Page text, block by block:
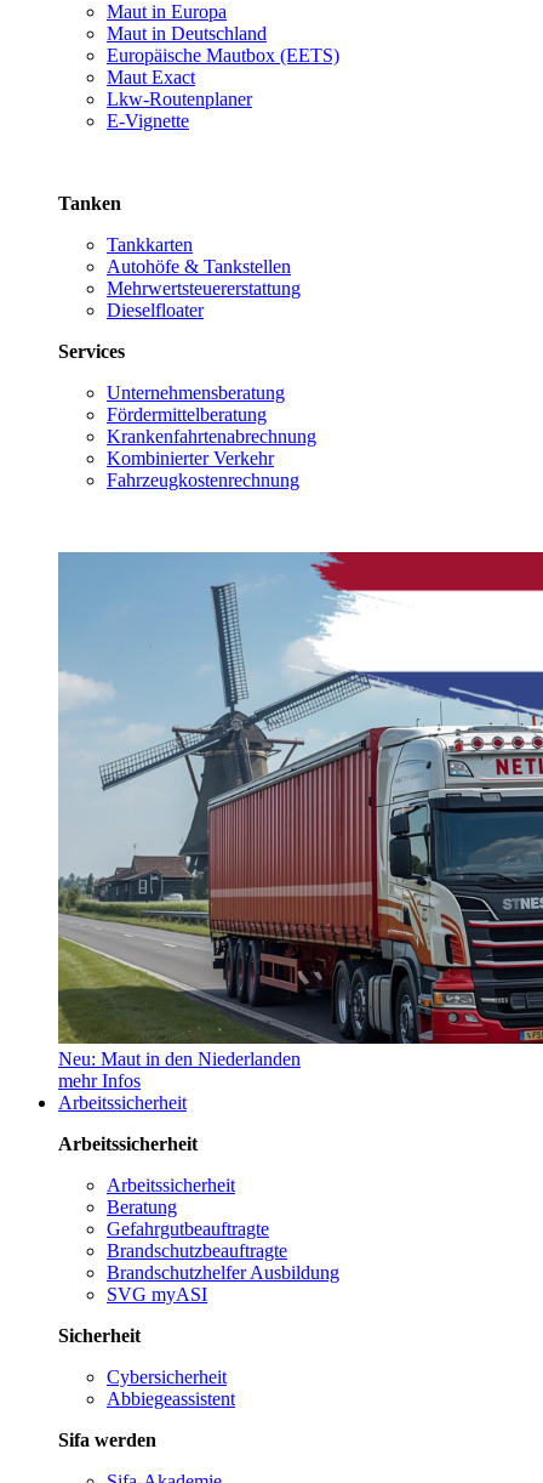
Maut in Europa
Maut in Deutschland
Europäische Mautbox (EETS)
Maut Exact
Lkw-Routenplaner
E-Vignette
Tanken
Tankkarten
Autohöfe & Tankstellen
Mehrwertsteuererstattung
Dieselfloater
Services
Unternehmensberatung
Fördermittelberatung
Krankenfahrtenabrechnung
Kombinierter Verkehr
Fahrzeugkostenrechnung
Neu: Maut in den Niederlanden
mehr Infos
Arbeitssicherheit
Arbeitssicherheit
Arbeitssicherheit
Beratung
Gefahrgutbeauftragte
Brandschutzbeauftragte
Brandschutzhelfer Ausbildung
SVG myASI
Sicherheit
Cybersicherheit
Abbiegeassistent
Sifa werden